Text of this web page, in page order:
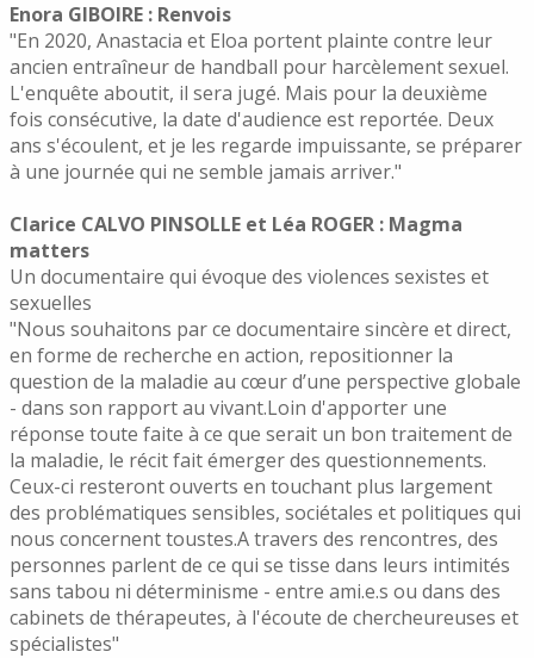
Enora GIBOIRE : Renvois
"En 2020, Anastacia et Eloa portent plainte contre leur
ancien entraîneur de handball pour harcèlement sexuel.
L'enquête aboutit, il sera jugé. Mais pour la deuxième
fois consécutive, la date d'audience est reportée. Deux
ans s'écoulent, et je les regarde impuissante, se préparer
à une journée qui ne semble jamais arriver."
Clarice CALVO PINSOLLE et Léa ROGER : Magma
matters
Un documentaire qui évoque des violences sexistes et
sexuelles
"Nous souhaitons par ce documentaire sincère et direct,
en forme de recherche en action, repositionner la
question de la maladie au cœur d’une perspective globale
- dans son rapport au vivant.Loin d'apporter une
réponse toute faite à ce que serait un bon traitement de
la maladie, le récit fait émerger des questionnements.
Ceux-ci resteront ouverts en touchant plus largement
des problématiques sensibles, sociétales et politiques qui
nous concernent toustes.A travers des rencontres, des
personnes parlent de ce qui se tisse dans leurs intimités
sans tabou ni déterminisme - entre ami.e.s ou dans des
cabinets de thérapeutes, à l'écoute de chercheureuses et
spécialistes"